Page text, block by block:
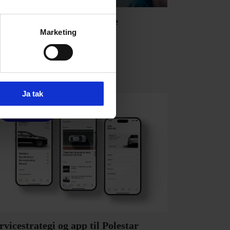
Marketing
Ja tak
13 - det umenneskelige
og app til Polestar